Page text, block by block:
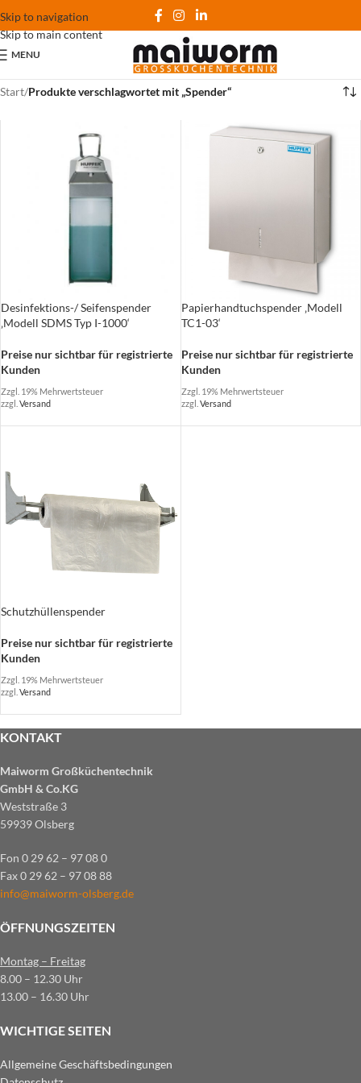
Skip to navigation
Skip to main content
MENU
Start/Produkte verschlagwortet mit „Spender“
Desinfektions-/ Seifenspender
‚Modell SDMS Typ I-1000‘
Preise nur sichtbar für registrierte
Kunden
Zzgl. 19% Mehrwertsteuer
zzgl. Versand
Papierhandtuchspender ‚Modell
TC1-03‘
Preise nur sichtbar für registrierte
Kunden
Zzgl. 19% Mehrwertsteuer
zzgl. Versand
Schutzhüllenspender
Preise nur sichtbar für registrierte
Kunden
Zzgl. 19% Mehrwertsteuer
zzgl. Versand
KONTAKT
Maiworm Großküchentechnik
GmbH & Co.KG
Weststraße 3
59939 Olsberg
Fon 0 29 62 – 97 08 0
Fax 0 29 62 – 97 08 88
info@maiworm-olsberg.de
ÖFFNUNGSZEITEN
Montag – Freitag
8.00 – 12.30 Uhr
13.00 – 16.30 Uhr
WICHTIGE SEITEN
Allgemeine Geschäftsbedingungen